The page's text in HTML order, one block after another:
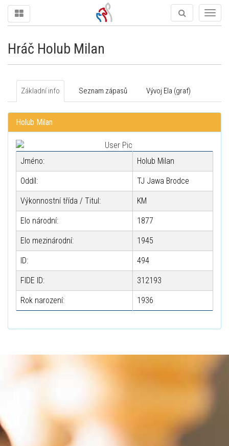
Hráč Holub Milan
Základní info Seznam zápasů Vývoj Ela (graf)
Holub Milan
Jméno: Holub Milan
Oddíl: TJ Jawa Brodce
Výkonnostní třída / Titul: KM
Elo národní: 1877
Elo mezinárodní: 1945
ID: 494
FIDE ID: 312193
Rok narození: 1936